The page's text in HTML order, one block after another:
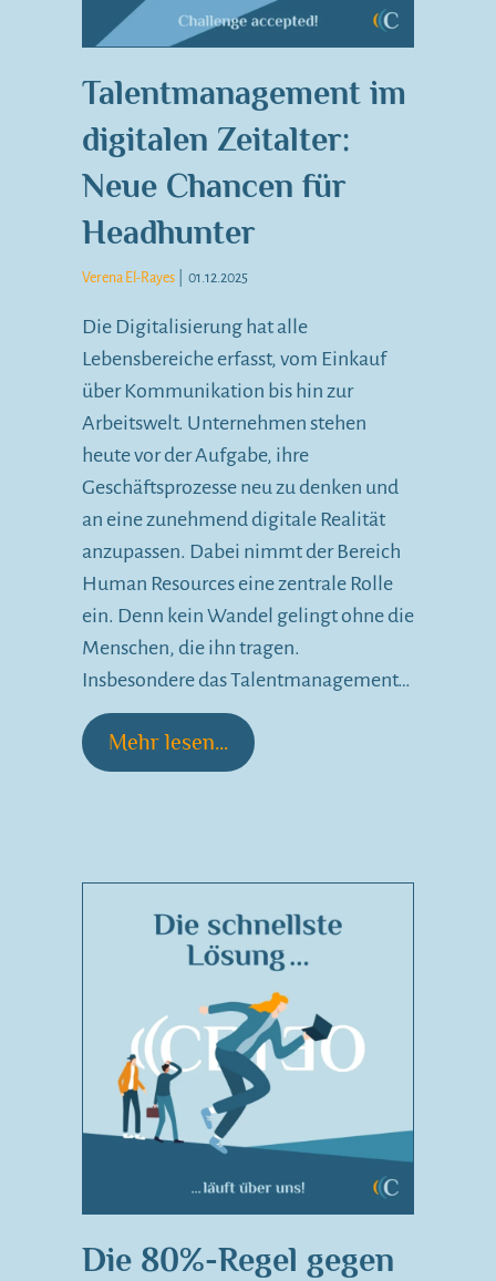
Talentmanagement im
digitalen Zeitalter:
Neue Chancen für
Headhunter
Verena El-Rayes 01.12.2025
Die Digitalisierung hat alle
Lebensbereiche erfasst, vom Einkauf
über Kommunikation bis hin zur
Arbeitswelt. Unternehmen stehen
heute vor der Aufgabe, ihre
Geschäftsprozesse neu zu denken und
an eine zunehmend digitale Realität
anzupassen. Dabei nimmt der Bereich
Human Resources eine zentrale Rolle
ein. Denn kein Wandel gelingt ohne die
Menschen, die ihn tragen.
Insbesondere das Talentmanagement…
Mehr lesen...
Die 80%-Regel gegen